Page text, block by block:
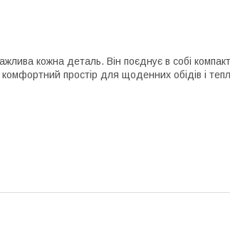
кожна деталь. Він поєднує в собі
простір для щоденних обідів і